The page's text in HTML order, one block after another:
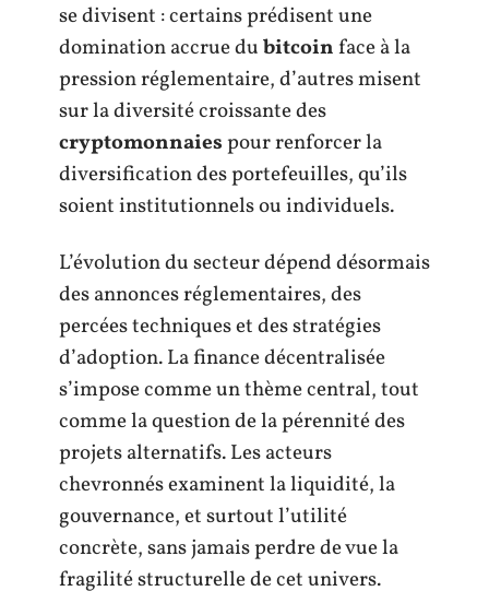
se divisent : certains prédisent une
domination accrue dubitcoinface à la
pression réglementaire, d’autres misent
sur la diversité croissante des
cryptomonnaiespour renforcer la
diversification des portefeuilles, qu’ils
soient institutionnels ou individuels.
L’évolution du secteur dépend désormais
des annonces réglementaires, des
percées techniques et des stratégies
d’adoption. La finance décentralisée
s’impose comme un thème central, tout
comme la question de la pérennité des
projets alternatifs. Les acteurs
chevronnés examinent la liquidité, la
gouvernance, et surtout l’utilité
concrète, sans jamais perdre de vue la
fragilité structurelle de cet univers.